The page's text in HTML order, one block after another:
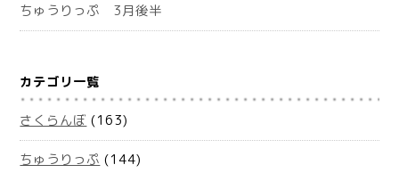
ちゅうりっぷ 3月後半
カテゴリ一覧
さくらんぼ (163)
ちゅうりっぷ (144)